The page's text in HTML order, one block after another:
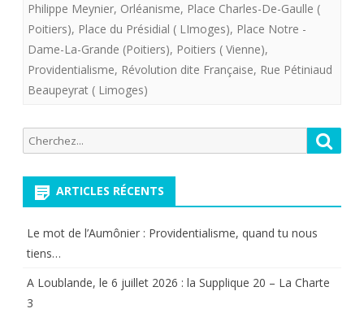
Philippe Meynier, Orléanisme, Place Charles-De-Gaulle (
Poitiers), Place du Présidial ( LImoges), Place Notre -
Dame-La-Grande (Poitiers), Poitiers ( Vienne),
Providentialisme, Révolution dite Française, Rue Pétiniaud
Beaupeyrat ( Limoges)
Recherche
pour:
ARTICLES RÉCENTS
Le mot de l’Aumônier : Providentialisme, quand tu nous
tiens…
A Loublande, le 6 juillet 2026 : la Supplique 20 – La Charte
3